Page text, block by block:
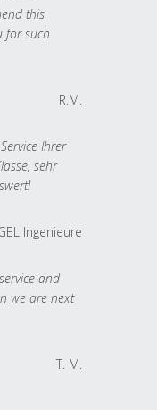
this
for such
R.M.
Ihrer
sehr
Ingenieure
and
we are next
T. M.